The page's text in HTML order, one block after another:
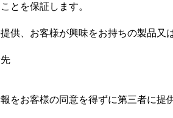
とを保証します。
供、お客様が興味をお持ちの製品
をお客様の同意を得ずに第三者に提